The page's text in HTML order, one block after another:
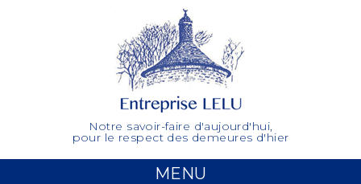
Notre savoir-faire d'aujourd'hui,
pour le respect des demeures d'hier
MENU